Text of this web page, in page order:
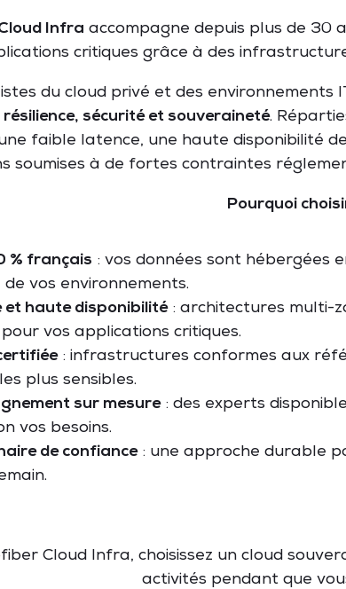
Infra accompagne depuis plus de 30
critiques grâce à des
du cloud privé et des environnements
sécurité et souveraineté.
faible latence, une haute disponibilité
soumises à de fortes contraintes
Pourquoi
% français : vos données sont hébergées
vos environnements.
et haute disponibilité: architectures multi-
vos applications critiques.
: infrastructures conformes aux
plus sensibles.
sur mesure: des experts
vos besoins.
de confiance: une approche durable
Cloud Infra, choisissez un cloud
activités pendant que